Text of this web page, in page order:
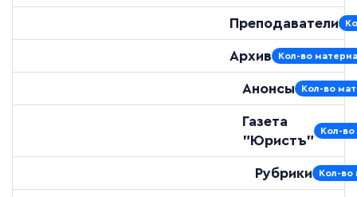
Преподаватели
Архив Кол-во
Анонсы Кол-во
Газета
"Юристъ"
Кол-во
Рубрики Кол-во